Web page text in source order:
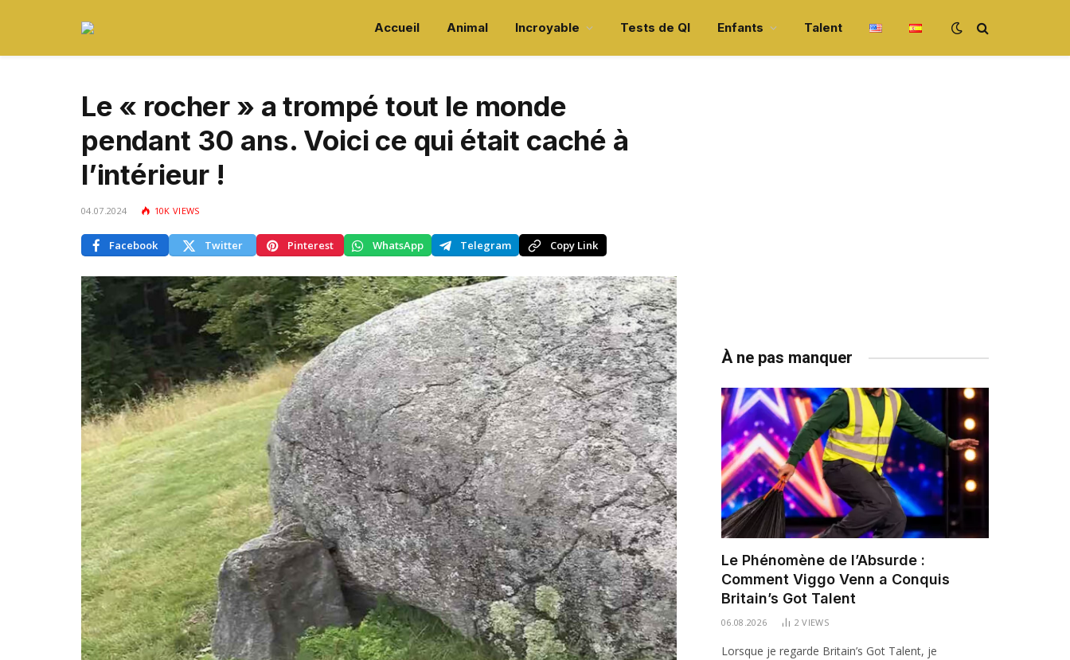
Accueil Animal Incroyable Tests de QI Enfants Talent
Le « rocher » a trompé tout le monde
pendant 30 ans. Voici ce qui était caché à
l’intérieur !
04.07.2024 10K VIEWS
Facebook Twitter Pinterest WhatsApp Telegram Copy Link
À ne pas manquer
Le Phénomène de l’Absurde :
Comment Viggo Venn a Conquis
Britain’s Got Talent
06.08.2026 2VIEWS
Lorsque je regarde Britain’s Got Talent, je